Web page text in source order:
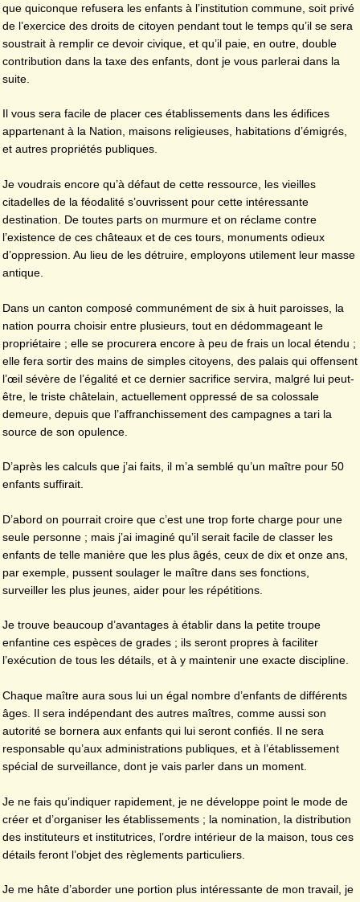
que quiconque refusera les enfants à l’institution commune, soit privé
de l’exercice des droits de citoyen pendant tout le temps qu’il se sera
soustrait à remplir ce devoir civique, et qu’il paie, en outre, double
contribution dans la taxe des enfants, dont je vous parlerai dans la
suite.
Il vous sera facile de placer ces établissements dans les édifices
appartenant à la Nation, maisons religieuses, habitations d’émigrés,
et autres propriétés publiques.
Je voudrais encore qu’à défaut de cette ressource, les vieilles
citadelles de la féodalité s’ouvrissent pour cette intéressante
destination. De toutes parts on murmure et on réclame contre
l’existence de ces châteaux et de ces tours, monuments odieux
d’oppression. Au lieu de les détruire, employons utilement leur masse
antique.
Dans un canton composé communément de six à huit paroisses, la
nation pourra choisir entre plusieurs, tout en dédommageant le
propriétaire ; elle se procurera encore à peu de frais un local étendu ;
elle fera sortir des mains de simples citoyens, des palais qui offensent
l’œil sévère de l’égalité et ce dernier sacrifice servira, malgré lui peut-
être, le triste châtelain, actuellement oppressé de sa colossale
demeure, depuis que l’affranchissement des campagnes a tari la
source de son opulence.
D’après les calculs que j’ai faits, il m’a semblé qu’un maître pour 50
enfants suffirait.
D’abord on pourrait croire que c’est une trop forte charge pour une
seule personne ; mais j’ai imaginé qu’il serait facile de classer les
enfants de telle manière que les plus âgés, ceux de dix et onze ans,
par exemple, pussent soulager le maître dans ses fonctions,
surveiller les plus jeunes, aider pour les répétitions.
Je trouve beaucoup d’avantages à établir dans la petite troupe
enfantine ces espèces de grades ; ils seront propres à faciliter
l’exécution de tous les détails, et à y maintenir une exacte discipline.
Chaque maître aura sous lui un égal nombre d’enfants de différents
âges. Il sera indépendant des autres maîtres, comme aussi son
autorité se bornera aux enfants qui lui seront confiés. Il ne sera
responsable qu’aux administrations publiques, et à l’établissement
spécial de surveillance, dont je vais parler dans un moment.
Je ne fais qu’indiquer rapidement, je ne développe point le mode de
créer et d’organiser les établissements ; la nomination, la distribution
des instituteurs et institutrices, l’ordre intérieur de la maison, tous ces
détails feront l’objet des règlements particuliers.
Je me hâte d’aborder une portion plus intéressante de mon travail, je